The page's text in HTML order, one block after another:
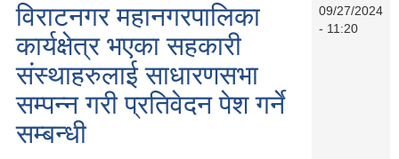
विराटनगर महानगरपालिका
कार्यक्षेत्र भएका सहकारी
संस्थाहरुलाई साधारणसभा
सम्पन्न गरी प्रतिवेदन पेश गर्ने
सम्बन्धी
09/27/2024
- 11:20